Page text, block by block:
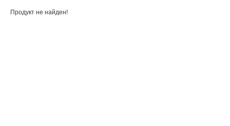
Продукт не найден!